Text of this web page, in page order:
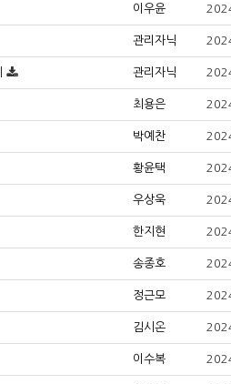
이우윤
관리자닉
관리자닉
최용은
박예찬
황윤택
우상욱
한지현
송종호
정근모
김시온
이수복